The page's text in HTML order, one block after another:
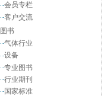
会员专栏
客户交流
图书
气体行业
设备
专业图书
行业期刊
国家标准